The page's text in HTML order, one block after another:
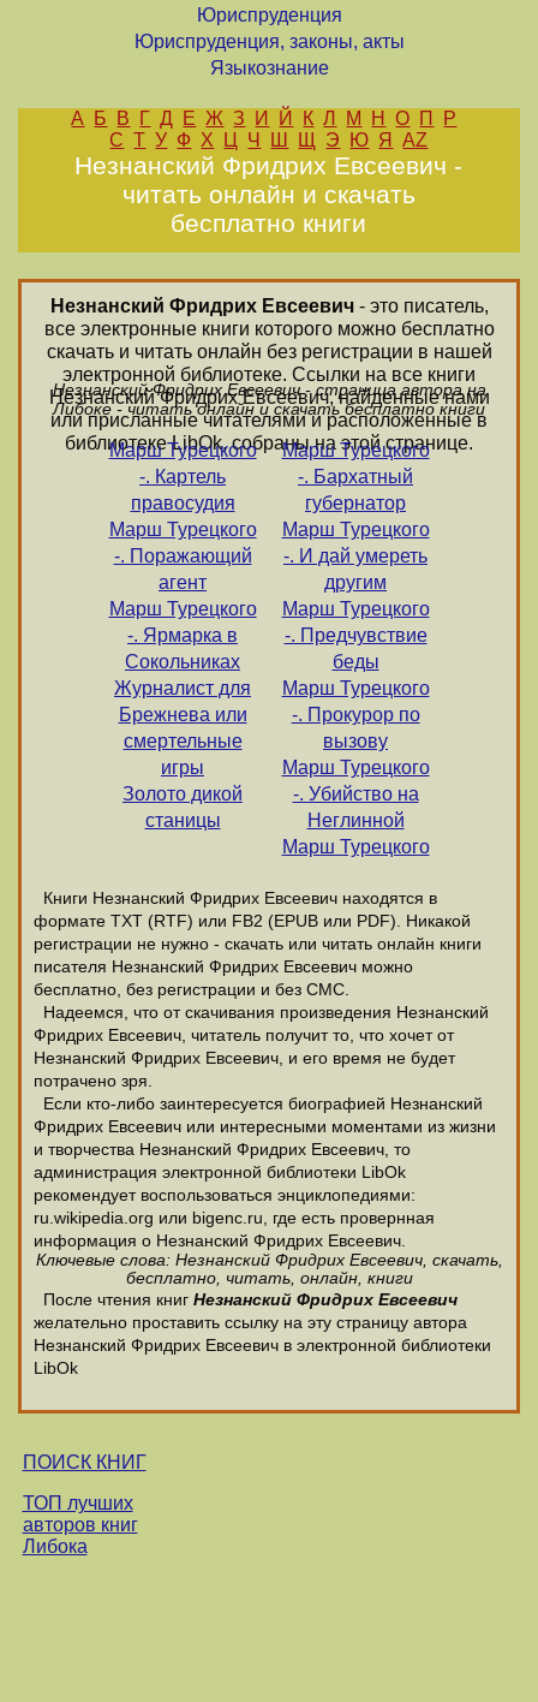
Юриспруденция
Юриспруденция, законы, акты
Языкознание
А Б В Г Д Е Ж З И Й К Л М Н О П
Р
С Т У Ф Х Ц Ч Ш Щ Э Ю Я AZ
Незнанский Фридрих Евсеевич -
читать онлайн и скачать
бесплатно книги
Незнанский Фридрих Евсеевич- это писатель,
все электронные книги которого можно бесплатно
скачать и читать онлайн без регистрации в нашей
электронной библиотеке. Ссылки на все книги
Незнанский Фридрих Евсеевич, найденные нами
или присланные читателями и расположенные в
библиотеке LibOk, собраны на этой странице.
Незнанский Фридрих Евсеевич - страница автора на
Либоке - читать онлайн и скачать бесплатно книги
Марш Турецкого
-. Картель
правосудия
Марш Турецкого
-. Поражающий
агент
Марш Турецкого
-. Ярмарка в
Сокольниках
Журналист для
Брежнева или
смертельные
игры
Золото дикой
станицы
Марш Турецкого
-. Бархатный
губернатор
Марш Турецкого
-. И дай умереть
другим
Марш Турецкого
-. Предчувствие
беды
Марш Турецкого
-. Прокурор по
вызову
Марш Турецкого
-. Убийство на
Неглинной
Марш Турецкого
Книги Незнанский Фридрих Евсеевич находятся в
формате ТХТ (RTF) или FB2 (EPUB или PDF). Никакой
регистрации не нужно - скачать или читать онлайн книги
писателя Незнанский Фридрих Евсеевич можно
бесплатно, без регистрации и без СМС.
Надеемся, что от скачивания произведения Незнанский
Фридрих Евсеевич, читатель получит то, что хочет от
Незнанский Фридрих Евсеевич, и его время не будет
потрачено зря.
Если кто-либо заинтересуется биографией Незнанский
Фридрих Евсеевич или интересными моментами из жизни
и творчества Незнанский Фридрих Евсеевич, то
администрация электронной библиотеки LibOk
рекомендует воспользоваться энциклопедиями:
ru.wikipedia.org или bigenc.ru, где есть провернная
информация о Незнанский Фридрих Евсеевич.
Ключевые слова: Незнанский Фридрих Евсеевич, скачать,
бесплатно, читать, онлайн, книги
После чтения книг Незнанский Фридрих Евсеевич
желательно проставить ссылку на эту страницу автора
Незнанский Фридрих Евсеевич в электронной библиотеки
LibOk
ПОИСК КНИГ
ТОП лучших
авторов книг
Либока